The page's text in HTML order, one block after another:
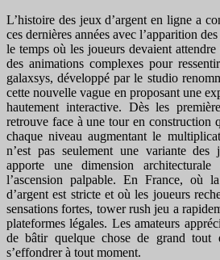
L’histoire des jeux d’argent en ligne a
ces dernières années avec l’apparition
le temps où les joueurs devaient
des animations complexes pour
galaxsys, développé par le studio
cette nouvelle vague en proposant une
hautement interactive. Dès les
retrouve face à une tour en construction
chaque niveau augmentant le
n’est pas seulement une variante
apporte une dimension
l’ascension palpable. En France, où
d’argent est stricte et où les joueurs
sensations fortes, tower rush jeu a
plateformes légales. Les amateurs
de bâtir quelque chose de grand tout
s’effondrer à tout moment.